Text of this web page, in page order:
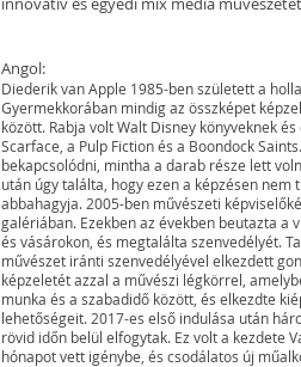
Angol:
Diederik van Apple 1985-ben született a
Gyermekkorában mindig az összképet
között. Rabja volt Walt Disney könyveknek
Scarface, a Pulp Fiction és a Boondock
bekapcsolódni, mintha a darab része lett
után úgy találta, hogy ezen a képzésen
abbahagyja. 2005-ben művészeti
galériában. Ezekben az években beutazta
és vásárokon, és megtalálta szenvedélyét.
művészet iránti szenvedélyével elkezdett
képzeletét azzal a művészi légkörrel,
munka és a szabadidő között, és elkezdte
lehetőségeit. 2017-es első indulása után
rövid időn belül elfogytak. Ez volt a kezdete
hónapot vett igénybe, és csodálatos új